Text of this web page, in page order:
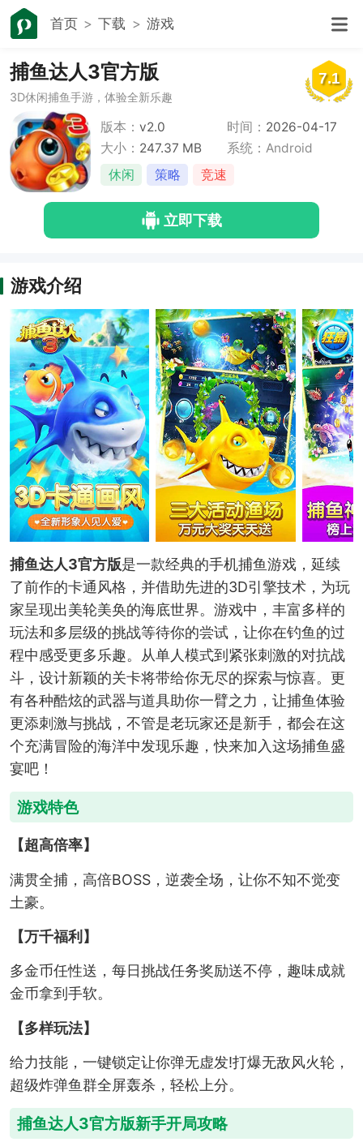
首页 下载 游戏
7.1
捕鱼达人3官方版
3D休闲捕鱼手游，体验全新乐趣
版本：v2.0 时间： 2026-04-17
大小： 247.37 MB
系统：Android
休闲
策略 竞速
立即下载
游戏介绍
捕鱼达人3官方版是一款经典的手机捕鱼游戏，延续
了前作的卡通风格，并借助先进的3D引擎技术，为玩
家呈现出美轮美奂的海底世界。游戏中，丰富多样的
玩法和多层级的挑战等待你的尝试，让你在钓鱼的过
程中感受更多乐趣。从单人模式到紧张刺激的对抗战
斗，设计新颖的关卡将带给你无尽的探索与惊喜。更
有各种酷炫的武器与道具助你一臂之力，让捕鱼体验
更添刺激与挑战，不管是老玩家还是新手，都会在这
个充满冒险的海洋中发现乐趣，快来加入这场捕鱼盛
宴吧！
游戏特色
【超高倍率】
满贯全捕，高倍BOSS，逆袭全场，让你不知不觉变
土豪。
【万千福利】
多金币任性送，每日挑战任务奖励送不停，趣味成就
金币拿到手软。
【多样玩法】
给力技能，一键锁定让你弹无虚发!打爆无敌风火轮，
超级炸弹鱼群全屏轰杀，轻松上分。
捕鱼达人3官方版新手开局攻略